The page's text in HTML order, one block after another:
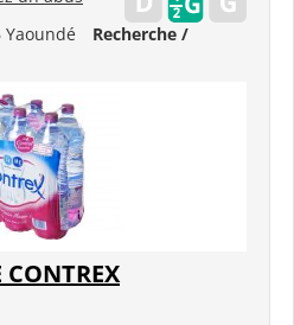
Yaoundé
Recherche /